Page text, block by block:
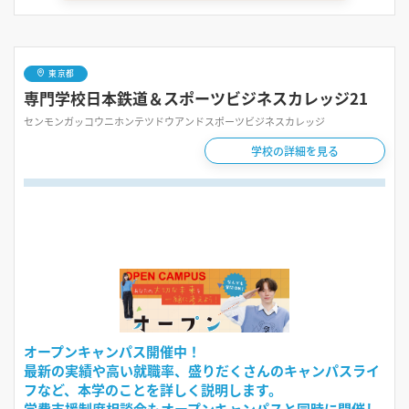
東京都
専門学校日本鉄道＆スポーツビジネスカレッジ21
センモンガッコウニホンテツドウアンドスポーツビジネスカレッジ
学校の詳細を見る
オープンキャンパス開催中！
最新の実績や高い就職率、盛りだくさんのキャンパスライ
フなど、本学のことを詳しく説明します。